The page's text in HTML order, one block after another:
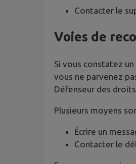
Contacter le
Voies de
Si vous constatez
vous ne parvenez
Défenseur des droits.
Plusieurs moyens
Écrire un
Contacter le